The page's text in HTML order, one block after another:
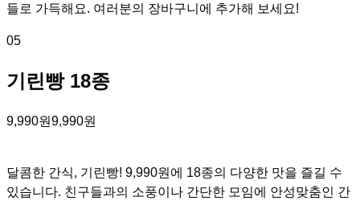
들로 가득해요. 여러분의 장바구니에 추가해 보세요!
05
기린빵 18종
9,990원9,990원
달콤한 간식, 기린빵! 9,990원에 18종의 다양한 맛을 즐길 수
있습니다. 친구들과의 소풍이나 간단한 모임에 안성맞춤인 간